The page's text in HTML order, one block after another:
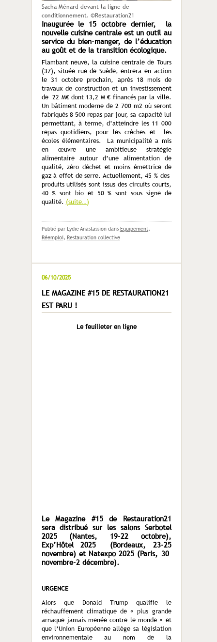
Sacha Ménard devant la ligne de
conditionnement. ©Restauration21
Inaugurée le 15 octobre dernier, la
nouvelle cuisine centrale est un outil au
service du bien-manger, de l’éducation
au goût et de la transition écologique.
Flambant neuve, la cuisine centrale de Tours
(37), située rue de Suède, entrera en action
le 31 octobre prochain, après 18 mois de
travaux de construction et un investissement
de 22 M€ dont 13,2 M € financés par la ville.
Un bâtiment moderne de 2 700 m2 où seront
fabriqués 8 500 repas par jour, sa capacité lui
permettant, à terme, d’atteindre les 11 000
repas quotidiens, pour les crèches et les
écoles élémentaires. La municipalité a mis
en œuvre une ambitieuse stratégie
alimentaire autour d’une alimentation de
qualité, zéro déchet et moins émettrice de
gaz à effet de serre. Actuellement, 45 % des
produits utilisés sont issus des circuits courts,
40 % sont bio et 50 % sont sous signe de
qualité. (suite…)
Publié par Lydie Anastassion dans Equipement,
Réemploi, Restauration collective
06/10/2025
LE MAGAZINE #15 DE RESTAURATION21
EST PARU !
Le feuilleter en ligne
Le Magazine #15 de Restauration21
sera distribué sur les salons Serbotel
2025 (Nantes, 19-22 octobre),
Exp’Hôtel 2025 (Bordeaux, 23-25
novembre) et Natexpo 2025 (Paris, 30
novembre-2 décembre).
URGENCE
Alors que Donald Trump qualifie le
réchauffement climatique de « plus grande
arnaque jamais menée contre le monde » et
que l’Union Européenne allège sa législation
environnementale au nom de la